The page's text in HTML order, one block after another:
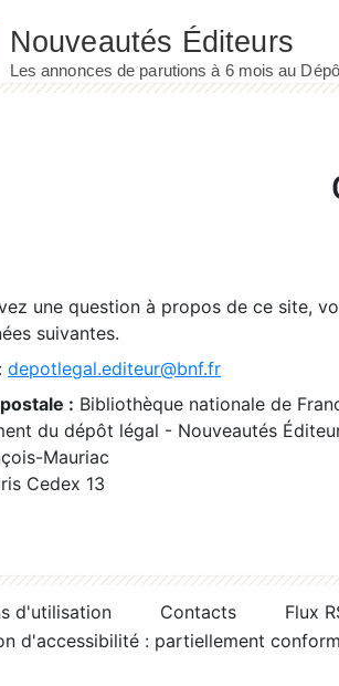
une question à propos de ce site,
suivantes.
: depotlegal.editeur@bnf.fr
: Bibliothèque nationale de
du dépôt légal - Nouveautés
Mauriac
Cedex 13
d'utilisation Contacts
Flux
d'accessibilité : partiellement